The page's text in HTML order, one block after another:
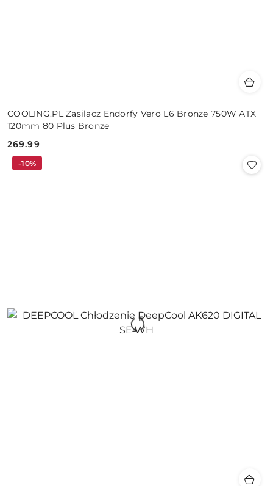
COOLING.PL Zasilacz Endorfy Vero L6 Bronze 750W ATX
120mm 80 Plus Bronze
Cena:
269.99
-10%